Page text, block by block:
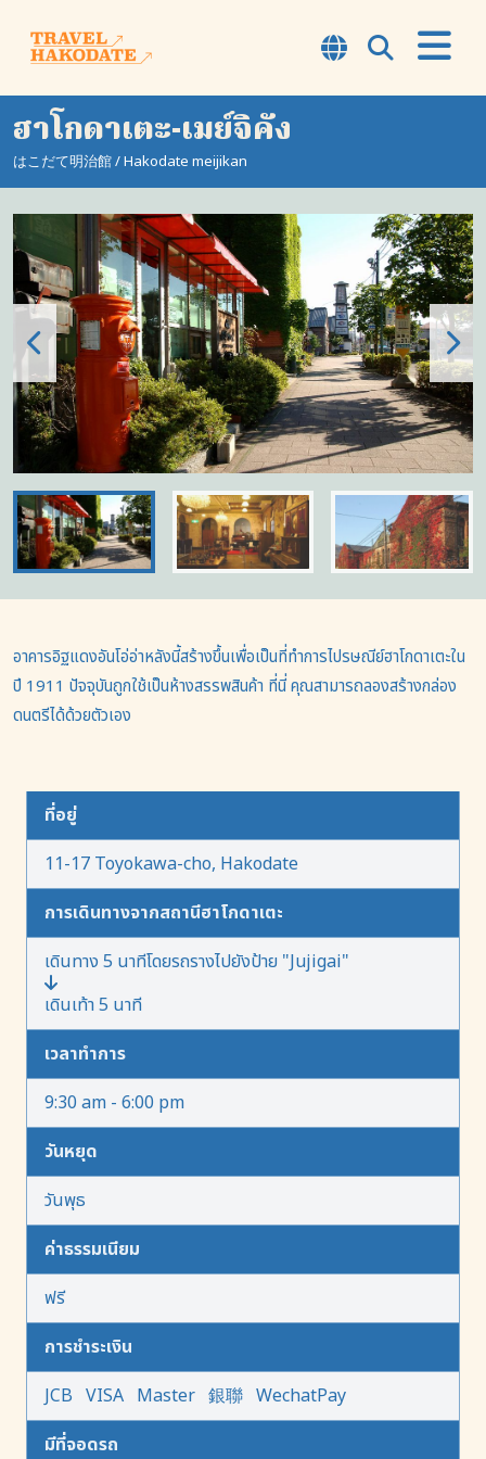
เกี่ยวกับฮาโกดาเตะ
คอร์ส
สัมผัส
จุดชมวิว
ข้อมูล
เคล็ดลับการเดินทาง
ฮาโกดาเตะ-เมย์จิคัง
はこだて明治館 / Hakodate meijikan
อาคารอิฐแดงอันโอ่อ่าหลังนี้สร้างขึ้นเพื่อเป็นที่ทำการไปรษณีย์ฮาโกดาเตะใน
ปี 1911 ปัจจุบันถูกใช้เป็นห้างสรรพสินค้า ที่นี่ คุณสามารถลองสร้างกล่อง
ดนตรีได้ด้วยตัวเอง
ที่อยู่
11-17 Toyokawa-cho, Hakodate
การเดินทางจากสถานีฮาโกดาเตะ
เดินทาง 5 นาทีโดยรถรางไปยังป้าย "Jujigai"
เดินเท้า 5 นาที
เวลาทำการ
9:30 am - 6:00 pm
วันหยุด
วันพุธ
ค่าธรรมเนียม
ฟรี
การชำระเงิน
JCB VISA Master 銀聯 WechatPay
มีที่จอดรถ